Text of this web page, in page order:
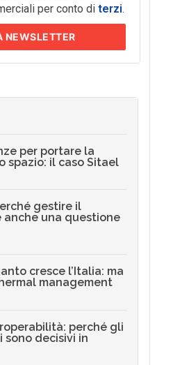
per conto di terzi.
NEWSLETTER
per portare la
spazio: il caso Sitael
gestire il
anche una questione
cresce l’Italia: ma
management
perché gli
decisivi in